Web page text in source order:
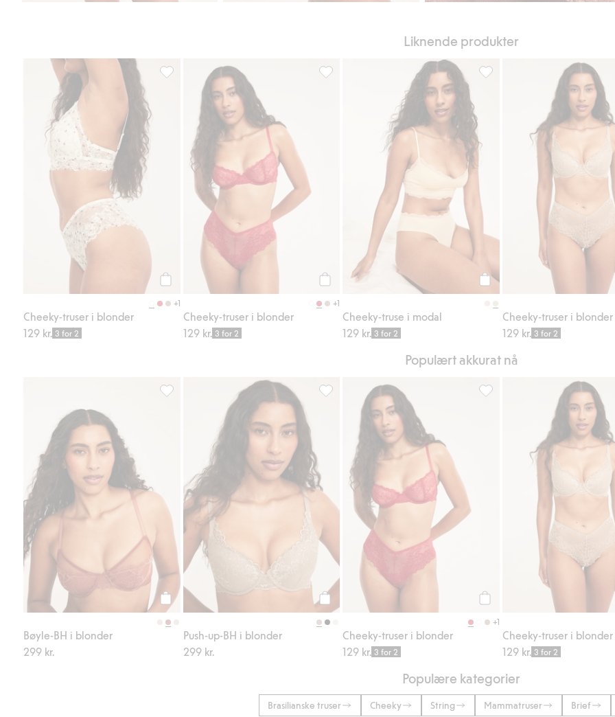
Liknende produkter
+1
Cheeky-truser i blonder
129 kr. 3 for 2
Cheeky-truser i blonder, Legg til i favoriter
+1
Cheeky-truser i blonder
129 kr. 3 for 2
Cheeky-truser i blonder, Legg til i favoriter
Legg til
Cheeky-truse i modal
129 kr. 3 for 2
Cheeky-truse i modal, Legg
Cheeky-truser i blonder
129 kr. 3 for 2
Populært akkurat nå
Legg til
Bøyle-BH i blonder
299 kr.
Bøyle-BH i blonder, Legg til i favoriter
Legg til
Push-up-BH i blonder
299 kr.
Push-up-BH i blonder, Legg til i favoriter
+1
Cheeky-truser i blonder
129 kr. 3 for 2
Cheeky-truser i blonder,
Cheeky-truser i blonder
129 kr. 3 for 2
Populære kategorier
Brasilianske truser Cheeky String Mammatruser Brief